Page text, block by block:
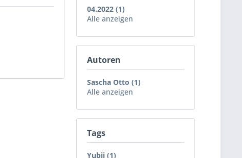
04.2022 (1)
Alle anzeigen
Autoren
Sascha Otto (1)
Alle anzeigen
Tags
Yubii (1)